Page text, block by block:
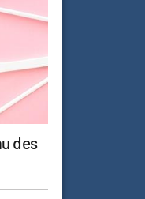
des